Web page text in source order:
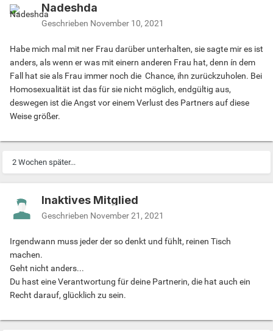
Nadeshda
Geschrieben November 10, 2021
Habe mich mal mit ner Frau darüber unterhalten, sie sagte mir es ist
anders, als wenn er was mit einern anderen Frau hat, denn ín dem
Fall hat sie als Frau immer noch die Chance, ihn zurückzuholen. Bei
Homosexualität ist das für sie nicht möglich, endgültig aus,
deswegen ist die Angst vor einem Verlust des Partners auf diese
Weise größer.
2 Wochen später...
Inaktives Mitglied
Geschrieben November 21, 2021
Irgendwann muss jeder der so denkt und fühlt, reinen Tisch
machen.
Geht nicht anders...
Du hast eine Verantwortung für deine Partnerin, die hat auch ein
Recht darauf, glücklich zu sein.